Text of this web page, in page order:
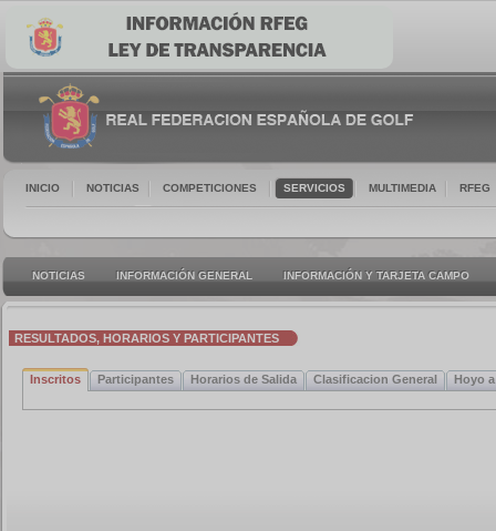
INICIO NOTICIAS COMPETICIONES SERVICIOS MULTIMEDIA RFEG
NOTICIAS INFORMACIÓN GENERAL INFORMACIÓN Y TARJETA CAMPO
RESULTADOS, HORARIOS Y PARTICIPANTES
Inscritos Participantes Horarios de Salida Clasificacion General Hoyo